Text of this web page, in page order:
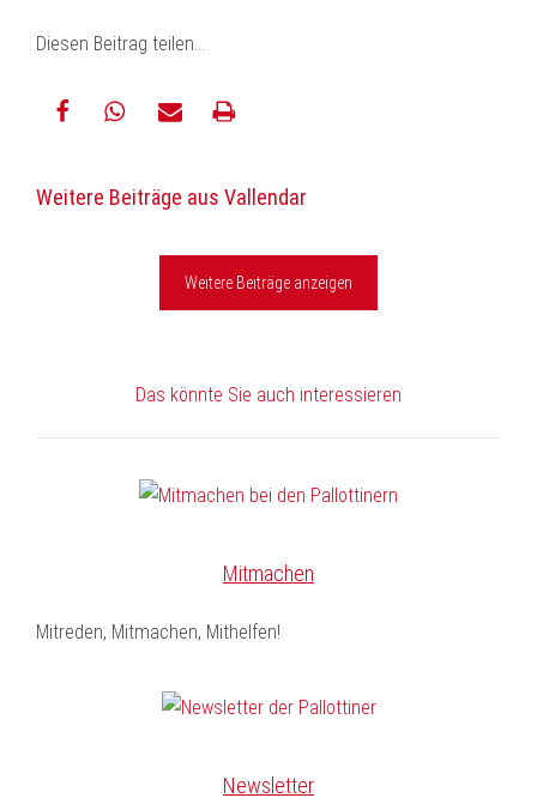
Diesen Beitrag teilen…
Mail
Weitere Beiträge aus Vallendar
Weitere Beiträge anzeigen
Das könnte Sie auch interessieren
Mitmachen
Mitreden, Mitmachen, Mithelfen!
Newsletter